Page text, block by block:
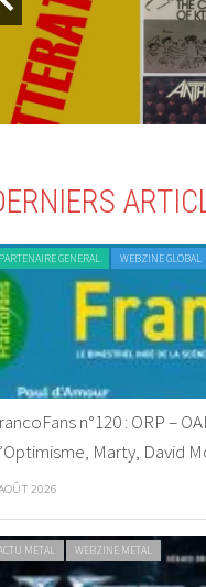
GENERAL WEBZINE GLOBAL
n°120 : ORP –
Marty, David
2026
METAL WEBZINE METAL